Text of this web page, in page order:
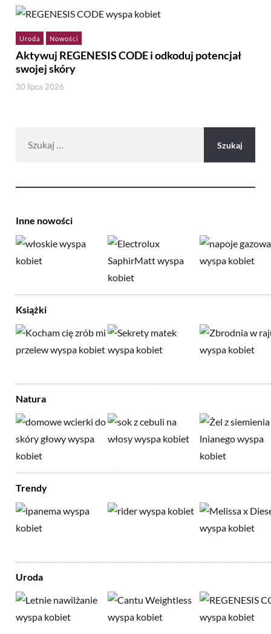
Uroda Nowości
Aktywuj REGENESIS CODE i odkoduj potencjał
swojej skóry
30 lipca 2026
Inne nowości
Książki
Natura
Trendy
Uroda